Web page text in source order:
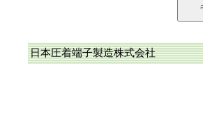
日本圧着端子製造株式会社